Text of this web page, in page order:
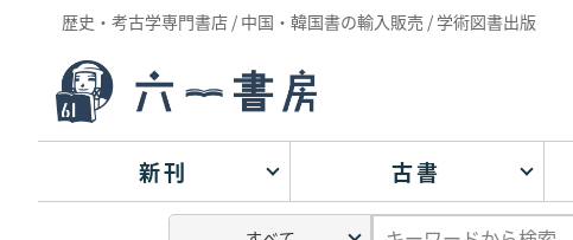
歴史・考古学専門書店 / 中国・韓国書の輸入販売 / 学術図書出版
新刊 古書